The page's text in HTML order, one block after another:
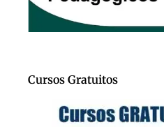
Cursos Gratuitos